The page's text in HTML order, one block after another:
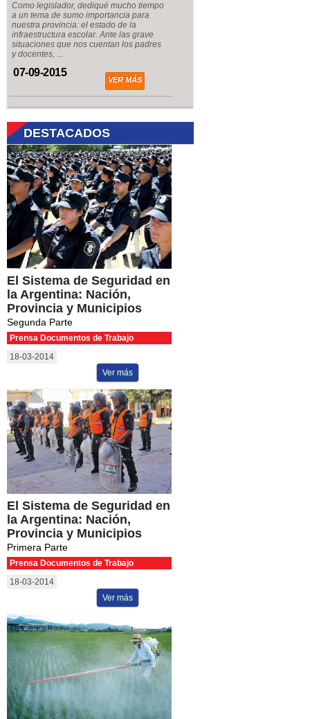
Como legislador, dediqué mucho tiempo
a un tema de sumo importancia para
nuestra provincia: el estado de la
infraestructura escolar. Ante las grave
situaciones que nos cuentan los padres
y docentes, ...
07-09-2015
VER MÁS
DESTACADOS
El Sistema de Seguridad en
la Argentina: Nación,
Provincia y Municipios
Segunda Parte
Prensa Documentos de Trabajo
18-03-2014
Ver más
El Sistema de Seguridad en
la Argentina: Nación,
Provincia y Municipios
Primera Parte
Prensa Documentos de Trabajo
18-03-2014
Ver más